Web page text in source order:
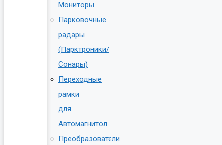
Мониторы
Парковочные
радары
(Парктроники/
Сонары)
Переходные
рамки
для
Автомагнитол
Преобразователи